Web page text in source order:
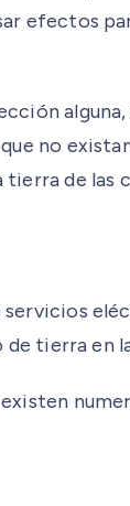
efectos
no
de las
de tierra en